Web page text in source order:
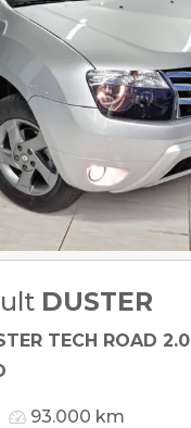
DUSTER
TECH ROAD 2.0
93.000 km